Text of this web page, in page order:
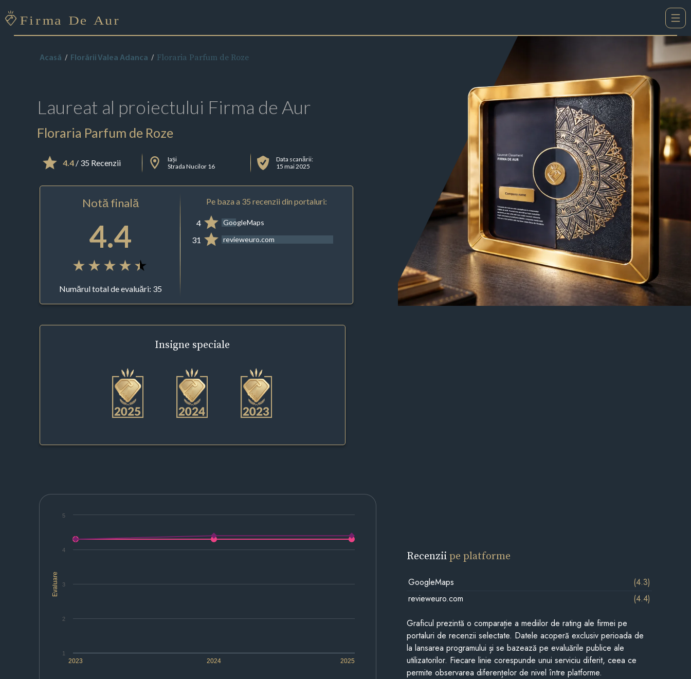
Acasă Florării Valea Adanca Floraria Parfum de Roze
Laureat al proiectului Firma de Aur
Floraria Parfum de Roze
4.4/ 35 Recenzii
Iași
Strada Nucilor 16
Data scanării:
15 mai 2025
Notă finală
4.4
Numărul total de evaluări: 35
Pe baza a 35 recenzii din portaluri:
4 GoogleMaps
31 revieweuro.com
Insigne speciale
Evaluare
2023 2024 2025
1
2
3
4
5
Recenziipe platforme
GoogleMaps
(4.3)
revieweuro.com
(4.4)
Graficul prezintă o comparație a mediilor de rating ale firmei pe
portaluri de recenzii selectate. Datele acoperă exclusiv perioada de
la lansarea programului și se bazează pe evaluările publice ale
utilizatorilor. Fiecare linie corespunde unui serviciu diferit, ceea ce
permite observarea diferențelor de nivel între platforme.